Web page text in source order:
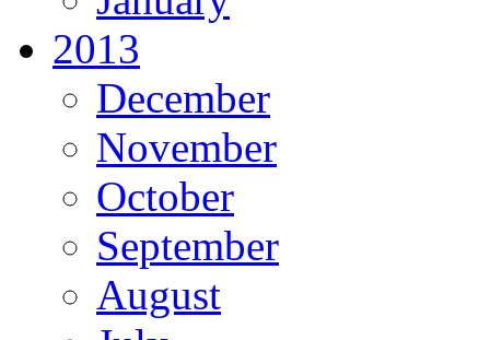
2013
December
November
October
September
August